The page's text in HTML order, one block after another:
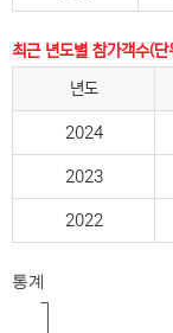
최근 년도별 참가객수(단
년도
2024
2023
2022
통계